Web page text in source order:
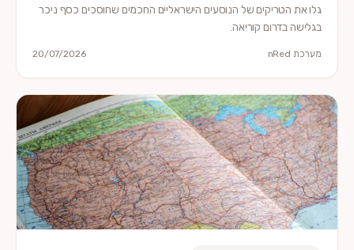
גלו את הטריקים של הנוסעים הישראליים החכמים שחוסכים כסף ניכר
בגלישה בדרום קוריאה.
מערכת nRed 20/07/2026